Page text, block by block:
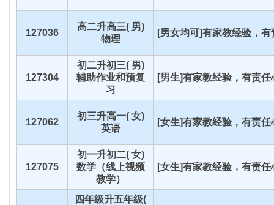
127036
高二升高三( 男)
物理
[男女均可]有家教经验，
127304
初二升初三( 男)
辅助作业和预复
习
[男生]有家教经验，有责任
127062
初三升高一( 女)
英语
[女生]有家教经验，有责任
127075
初一升初二( 女)
数学（线上视频
教学）
[女生]有家教经验，有责任
四年级升五年级(